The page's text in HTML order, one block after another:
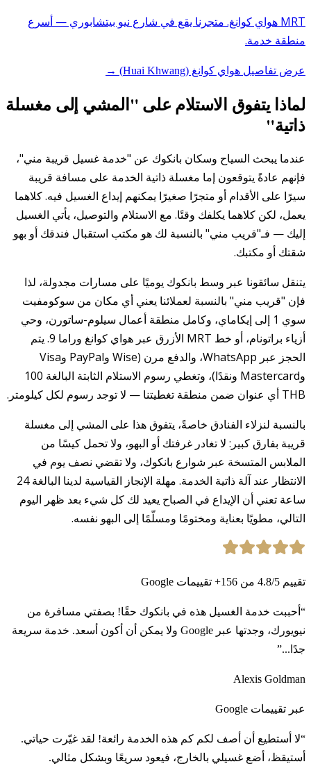
MRT هواي كوانغ. متجرنا يقع في شارع نيو بيتشابوري — أسرع
منطقة خدمة.
عرض تفاصيل هواي كوانغ (Huai Khwang) →
لماذا يتفوق الاستلام على "المشي إلى مغسلة
ذاتية"
عندما يبحث السياح وسكان بانكوك عن "خدمة غسيل قريبة مني"،
فإنهم عادةً يتوقعون إما مغسلة ذاتية الخدمة على مسافة قريبة
سيرًا على الأقدام أو متجرًا صغيرًا يمكنهم إيداع الغسيل فيه. كلاهما
يعمل، لكن كلاهما يكلفك وقتًا. مع الاستلام والتوصيل، يأتي الغسيل
إليك — فـ"قريب مني" بالنسبة لك هو مكتب استقبال فندقك أو بهو
شقتك أو مكتبك.
يتنقل سائقونا عبر وسط بانكوك يوميًا على مسارات مجدولة، لذا
فإن "قريب مني" بالنسبة لعملائنا يعني أي مكان من سوكومفيت
سوي 1 إلى إيكاماي، وكامل منطقة أعمال سيلوم-ساتورن، وحي
أزياء براتونام، أو خط MRT الأزرق عبر هواي كوانغ وراما 9. يتم
الحجز عبر WhatsApp، والدفع مرن (Wise وPayPal وVisa
وMastercard ونقدًا)، وتغطي رسوم الاستلام الثابتة البالغة 100
THB أي عنوان ضمن منطقة تغطيتنا — لا توجد رسوم لكل كيلومتر.
بالنسبة لنزلاء الفنادق خاصةً، يتفوق هذا على المشي إلى مغسلة
قريبة بفارق كبير: لا تغادر غرفتك أو البهو، ولا تحمل كيسًا من
الملابس المتسخة عبر شوارع بانكوك، ولا تقضي نصف يوم في
الانتظار عند آلة ذاتية الخدمة. مهلة الإنجاز القياسية لدينا البالغة 24
ساعة تعني أن الإيداع في الصباح يعيد لك كل شيء بعد ظهر اليوم
التالي، مطويًا بعناية ومختومًا ومسلّمًا إلى البهو نفسه.
تقييم 4.8/5 من 156
+ تقييمات Google
“أحببت خدمة الغسيل هذه في بانكوك حقًا! بصفتي مسافرة من
نيويورك، وجدتها عبر Google ولا يمكن أن أكون أسعد. خدمة سريعة
جدًا...”
Alexis Goldman
عبر تقييمات Google
“لا أستطيع أن أصف لكم كم هذه الخدمة رائعة! لقد غيّرت حياتي.
أستيقظ، أضع غسيلي بالخارج، فيعود سريعًا وبشكل مثالي.